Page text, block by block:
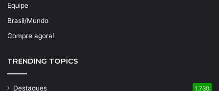
Equipe
Brasil/Mundo
Compre agora!
TRENDING TOPICS
Destaques 1.730